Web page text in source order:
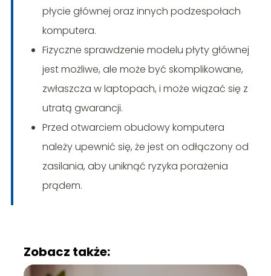
płycie głównej oraz innych podzespołach
komputera.
Fizyczne sprawdzenie modelu płyty głównej
jest możliwe, ale może być skomplikowane,
zwłaszcza w laptopach, i może wiązać się z
utratą gwarancji.
Przed otwarciem obudowy komputera
należy upewnić się, że jest on odłączony od
zasilania, aby uniknąć ryzyka porażenia
prądem.
Zobacz także: